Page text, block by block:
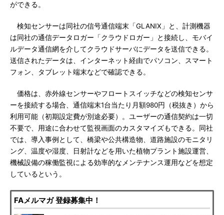
ができる。
検知センサーは同社の信号通信端末「GLANIX」と、計測機器
は同社の通信データロガー「クラウドロガー」と接続し、モバイ
ルデータ通信網を介してクラウドサーバにデータを送信できる。
送信されたデータは、インターネット経由でパソコン、スマート
フォン、タブレット端末などで確認できる。
価格は、赤外線センサーやフロートスイッチなどの検知センサ
ーを接続する場合、通信端末1台当たり月額980円（税抜き）から
利用可能（初期設定費が別途必要）。ユーザーの通信契約は一切
不要で、用途に合わせて監視画面のカスタマイズもできる。同社
では、導入事例として、橋梁や公共構造物、道路施設のモニタリ
ング、温度や湿度、日射計などを用いた植物プラント施設運営、
機械設備の稼働監視による効率的なメンテナンス運用などを想定
しているという。
FAメルマガ 登録募集中！